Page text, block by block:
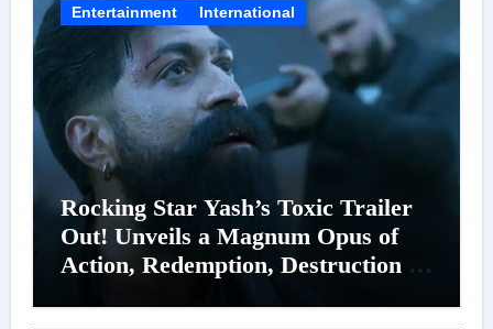
Entertainment International
Rocking Star Yash’s Toxic Trailer
Out! Unveils a Magnum Opus of
Action, Redemption, Destruction &